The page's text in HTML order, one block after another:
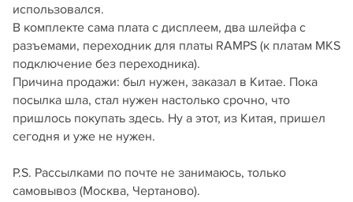
использовался.
В комплекте сама плата с дисплеем, два шлейфа с
разъемами, переходник для платы RAMPS (к платам MKS
подключение без переходника).
Причина продажи: был нужен, заказал в Китае. Пока
посылка шла, стал нужен настолько срочно, что
пришлось покупать здесь. Ну а этот, из Китая, пришел
сегодня и уже не нужен.
P.S. Рассылками по почте не занимаюсь, только
самовывоз (Москва, Чертаново).